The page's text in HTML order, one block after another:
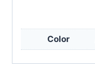
Color